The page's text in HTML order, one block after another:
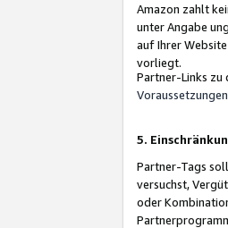
Amazon zahlt
unter Angabe
auf Ihrer
vorliegt.
Partner-Links zu
5.
Partner-Tags
versuchst,
oder